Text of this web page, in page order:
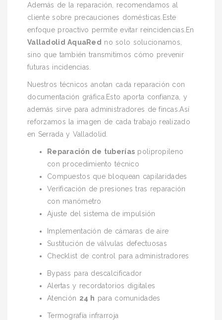
Además de la reparación, recomendamos al
cliente sobre precauciones domésticas.Este
enfoque proactivo permite evitar reincidencias.En
Valladolid AquaRed no solo solucionamos,
sino que también transmitimos cómo prevenir
futuras incidencias.
Nuestros técnicos anotan cada reparación con
documentación gráfica.Esto aporta confianza, y
además sirve para administradores de fincas.Así
reforzamos la imagen de cada trabajo realizado
en Serrada y Valladolid.
Reparación de tuberías polipropileno
con procedimiento técnico
Compuestos que bloquean capilaridades
Verificación de presiones tras reparación
con manómetro
Ajuste del sistema de impulsión
Implementación de cámaras de aire
Sustitución de válvulas defectuosas
Checklist de control para administradores
Bypass para descalcificador
Alertas y recordatorios digitales
Atención 24 h para comunidades
Termografía infrarroja